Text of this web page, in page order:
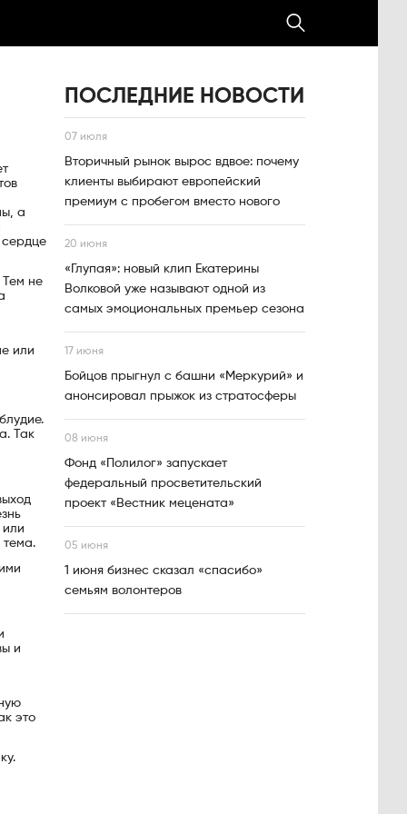
а
сердце
Тем не
или
Так
или
тема.
и
это
ПОСЛЕДНИЕ НОВОСТИ
07 июля
Вторичный рынок вырос вдвое: почему
клиенты выбирают европейский
премиум с пробегом вместо нового
20 июня
«Глупая»: новый клип Екатерины
Волковой уже называют одной из
самых эмоциональных премьер сезона
17 июня
Бойцов прыгнул с башни «Меркурий» и
анонсировал прыжок из стратосферы
08 июня
Фонд «Полилог» запускает
федеральный просветительский
проект «Вестник мецената»
05 июня
1 июня бизнес сказал «спасибо»
семьям волонтеров